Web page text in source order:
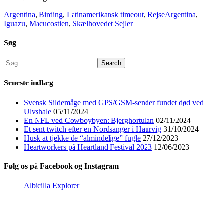
Categories
Argentina, Birding, Latinamerikansk timeout, RejseTags
Argentina,
Iguazu, Macucostien, Skælhovedet Sejler
Søg
Search
for:
Seneste indlæg
Svensk Sildemåge med GPS/GSM-sender fundet død ved
Ulvshale 05/11/2024
En NFL ved Cowboybyen: Bjerghortulan 02/11/2024
Et sent twitch efter en Nordsanger i Haurvig 31/10/2024
Husk at tjekke de “almindelige” fugle 27/12/2023
Heartworkers på Heartland Festival 2023 12/06/2023
Følg os på Facebook og Instagram
Albicilla Explorer